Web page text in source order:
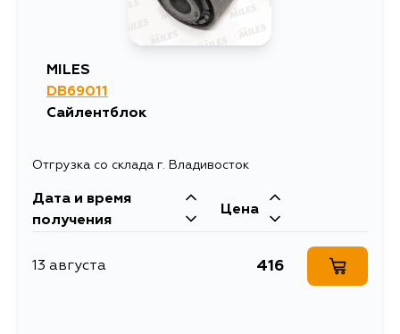
MILES
DB69011
Сайлентблок
Отгрузка со склада г. Владивосток
Дата и время
получения
Цена
13 августа 416